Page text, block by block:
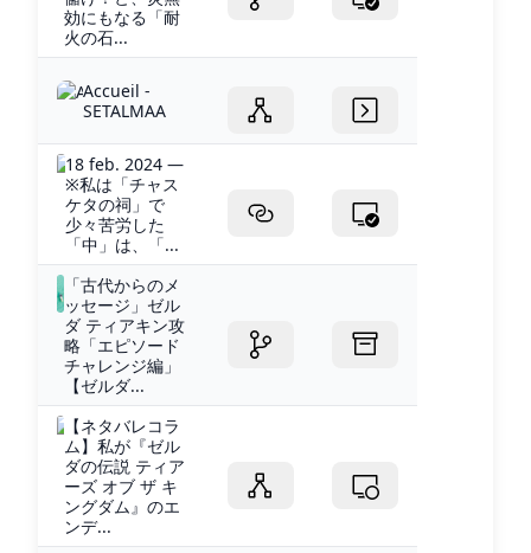
効にもなる「耐
火の石...
Accueil -
SETALMAA
18 feb. 2024 —
※私は「チャス
ケタの祠」で
少々苦労した
「中」は、「...
「古代からのメ
ッセージ」ゼル
ダ ティアキン攻
略「エピソード
チャレンジ編」
【ゼルダ...
【ネタバレコラ
ム】私が『ゼル
ダの伝説 ティア
ーズ オブ ザ キ
ングダム』のエ
ンデ...